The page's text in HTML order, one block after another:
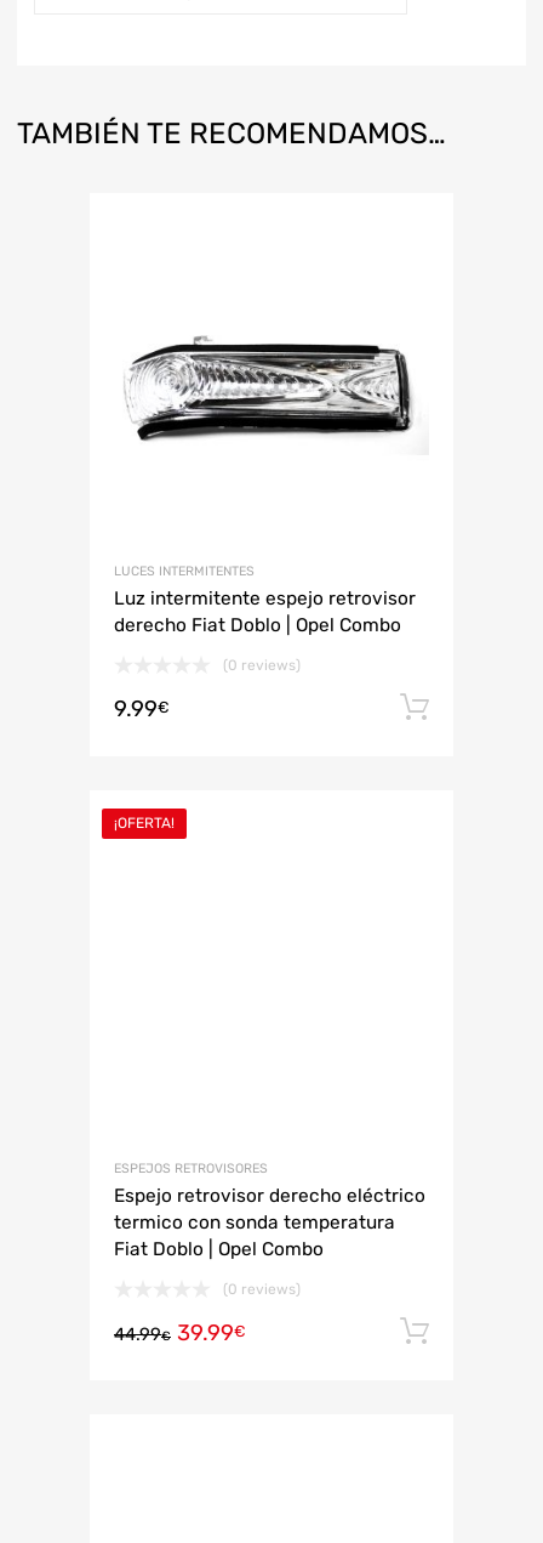
TAMBIÉN TE RECOMENDAMOS…
LUCES INTERMITENTES
Luz intermitente espejo retrovisor
derecho Fiat Doblo | Opel Combo
(0 reviews)
9.99€
¡OFERTA!
ESPEJOS RETROVISORES
Espejo retrovisor derecho eléctrico
termico con sonda temperatura
Fiat Doblo | Opel Combo
(0 reviews)
44.99€ 39.99€